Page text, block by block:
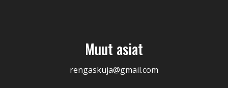
Muut asiat
rengaskuja@gmail.com